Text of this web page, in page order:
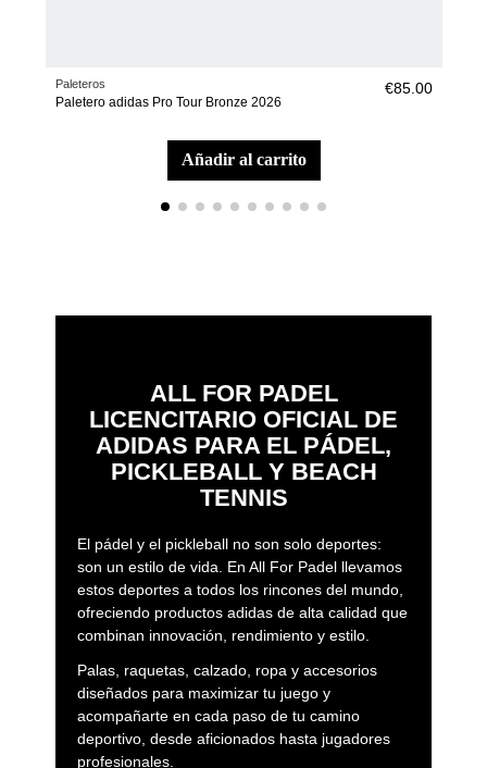
Paleteros
Paletero adidas Pro Tour Bronze 2026
€85.00
añadir al carrito
ALL FOR PADEL
LICENCITARIO OFICIAL DE
ADIDAS PARA EL PÁDEL,
PICKLEBALL Y BEACH
TENNIS
El pádel y el pickleball no son solo deportes:
son un estilo de vida. En All For Padel llevamos
estos deportes a todos los rincones del mundo,
ofreciendo productos adidas de alta calidad que
combinan innovación, rendimiento y estilo.
Palas, raquetas, calzado, ropa y accesorios
diseñados para maximizar tu juego y
acompañarte en cada paso de tu camino
deportivo, desde aficionados hasta jugadores
profesionales.